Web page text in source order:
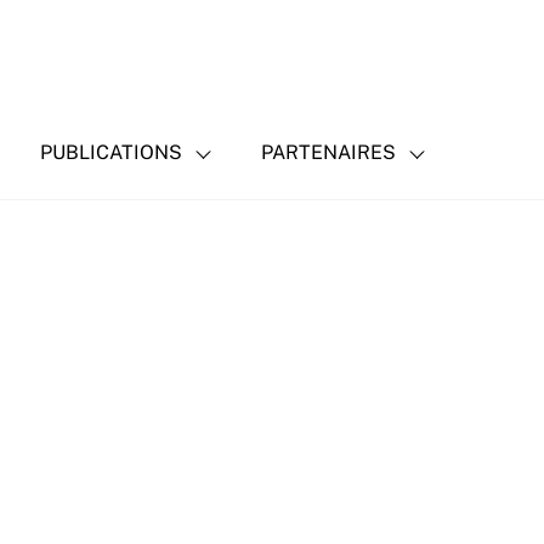
PUBLICATIONS PARTENAIRES